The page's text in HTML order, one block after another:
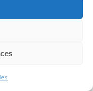
un lieu d’édition et